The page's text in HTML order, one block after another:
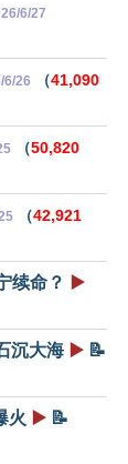
6/27
6/26 （41,090
（50,820
（42,921
续命？ ▶️
沉大海 ▶️ 📝
火 ▶️ 📝